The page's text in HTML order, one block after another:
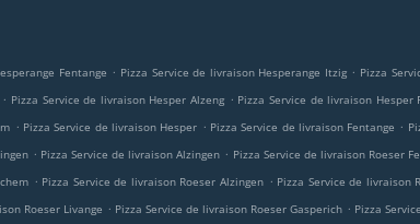
Fentange . Pizza Service de livraison Hesperange Itzig . Pizza
. Pizza Service de livraison Hesper Alzeng . Pizza Service de livraison Hesper
. Pizza Service de livraison Hesper . Pizza Service de livraison Fentange .
. Pizza Service de livraison Alzingen . Pizza Service de livraison Roeser
. Pizza Service de livraison Roeser Alzingen . Pizza Service de livraison
Roeser Livange . Pizza Service de livraison Roeser Gasperich . Pizza